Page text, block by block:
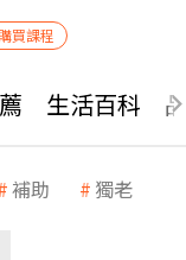
購買課程
生活百科
補助 獨老